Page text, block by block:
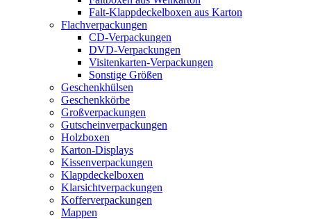
Falt-Klappdeckelboxen aus Karton
Flachverpackungen
CD-Verpackungen
DVD-Verpackungen
Visitenkarten-Verpackungen
Sonstige Größen
Geschenkhülsen
Geschenkkörbe
Großverpackungen
Gutscheinverpackungen
Holzboxen
Karton-Displays
Kissenverpackungen
Klappdeckelboxen
Klarsichtverpackungen
Kofferverpackungen
Mappen